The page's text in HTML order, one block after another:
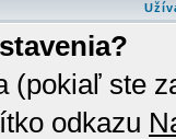
(pokiaľ ste
odkazu